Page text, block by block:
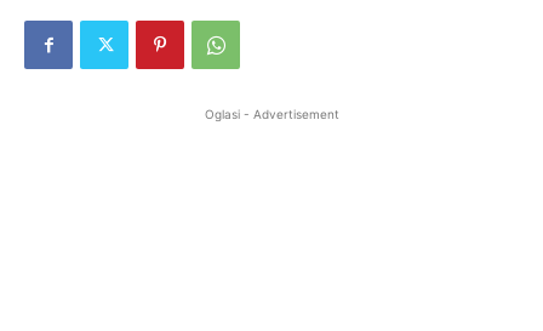
Oglasi - Advertisement